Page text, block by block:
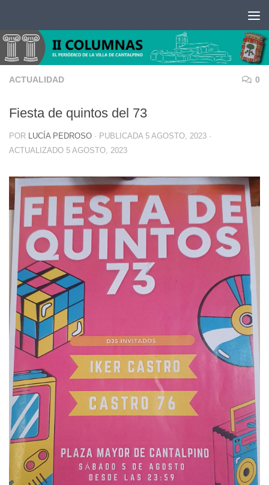
ACTUALIDAD 0
Fiesta de quintos del 73
POR LUCÍA PEDROSO · PUBLICADA 5 AGOSTO, 2023 ·
ACTUALIZADO 5 AGOSTO, 2023